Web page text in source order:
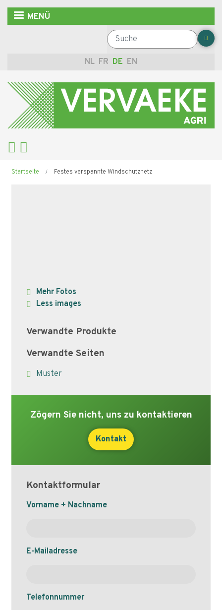
Direkt
zum
MENÜ
Suche
NL FR DE EN
Pfadnavigation
Startseite Festes verspannte Windschutznetz
Mehr Fotos
Less images
Verwandte Produkte
Verwandte Seiten
Muster
Zögern Sie nicht, uns zu kontaktieren
Kontakt
Kontaktformular
Naam
Vorname + Nachname
E-Mailadresse
Telefonnummer